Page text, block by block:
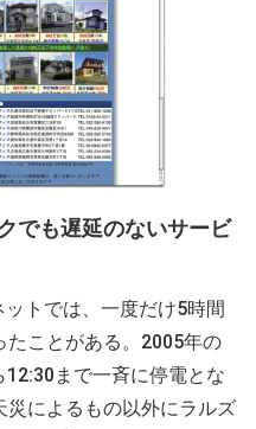
でも遅延のないサービ
トでは、一度だけ5時間
たことがある。2005年の
まで一斉に停電とな
災によるもの以外にラルズ